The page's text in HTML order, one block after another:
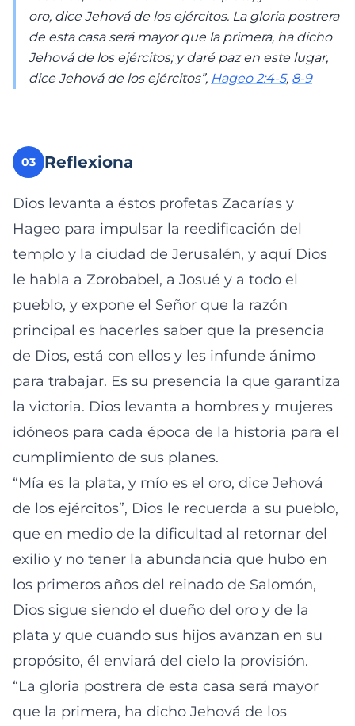
oro, dice Jehová de los ejércitos. La gloria postrera
de esta casa será mayor que la primera, ha dicho
Jehová de los ejércitos; y daré paz en este lugar,
dice Jehová de los ejércitos”, Hageo 2:4-5, 8-9
03 Reflexiona
Dios levanta a éstos profetas Zacarías y
Hageo para impulsar la reedificación del
templo y la ciudad de Jerusalén, y aquí Dios
le habla a Zorobabel, a Josué y a todo el
pueblo, y expone el Señor que la razón
principal es hacerles saber que la presencia
de Dios, está con ellos y les infunde ánimo
para trabajar. Es su presencia la que garantiza
la victoria. Dios levanta a hombres y mujeres
idóneos para cada época de la historia para el
cumplimiento de sus planes.
“Mía es la plata, y mío es el oro, dice Jehová
de los ejércitos”, Dios le recuerda a su pueblo,
que en medio de la dificultad al retornar del
exilio y no tener la abundancia que hubo en
los primeros años del reinado de Salomón,
Dios sigue siendo el dueño del oro y de la
plata y que cuando sus hijos avanzan en su
propósito, él enviará del cielo la provisión.
“La gloria postrera de esta casa será mayor
que la primera, ha dicho Jehová de los